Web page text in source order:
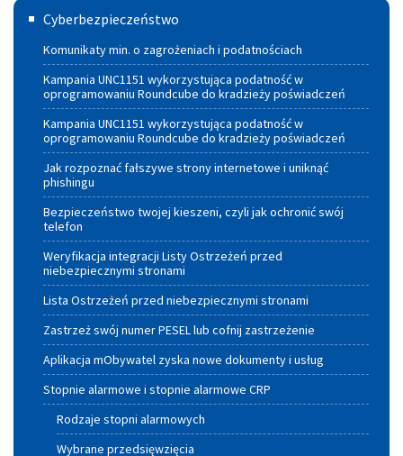
Źródeł
Energii
dla
Gmin
Województwa
Małopolskiego
Cyberbezpieczeństwo
Cyberbezpieczeństwo
Komunikaty min. o zagrożeniach i podatnościach
Kampania UNC1151 wykorzystująca podatność w
oprogramowaniu Roundcube do kradzieży poświadczeń
Kampania UNC1151 wykorzystująca podatność w
oprogramowaniu Roundcube do kradzieży poświadczeń
Jak rozpoznać fałszywe strony internetowe i uniknąć
phishingu
Bezpieczeństwo twojej kieszeni, czyli jak ochronić swój
telefon
Weryfikacja integracji Listy Ostrzeżeń przed
niebezpiecznymi stronami
Lista Ostrzeżeń przed niebezpiecznymi stronami
Zastrzeż swój numer PESEL lub cofnij zastrzeżenie
Aplikacja mObywatel zyska nowe dokumenty i usług
Stopnie alarmowe i stopnie alarmowe CRP
Rodzaje stopni alarmowych
Wybrane przedsięwzięcia